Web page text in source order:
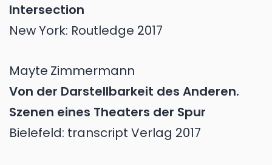
Intersection
New York: Routledge 2017
Mayte Zimmermann
Von der Darstellbarkeit des Anderen.
Szenen eines Theaters der Spur
Bielefeld: transcript Verlag 2017